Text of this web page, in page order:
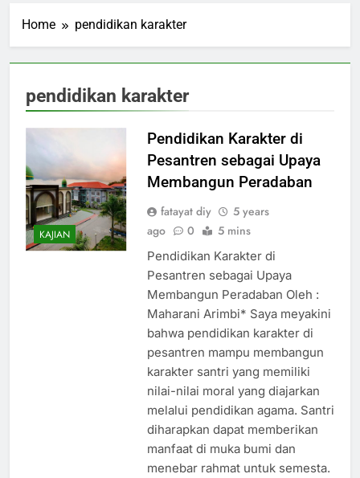
Home pendidikan karakter
pendidikan karakter
KAJIAN
Pendidikan Karakter di
Pesantren sebagai Upaya
Membangun Peradaban
fatayat diy
5 years
ago
0 5 mins
Pendidikan Karakter di
Pesantren sebagai Upaya
Membangun Peradaban Oleh :
Maharani Arimbi* Saya meyakini
bahwa pendidikan karakter di
pesantren mampu membangun
karakter santri yang memiliki
nilai-nilai moral yang diajarkan
melalui pendidikan agama. Santri
diharapkan dapat memberikan
manfaat di muka bumi dan
menebar rahmat untuk semesta.